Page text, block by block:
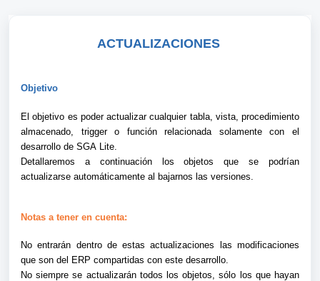
ACTUALIZACIONES
Objetivo
El objetivo es poder actualizar cualquier tabla, vista, procedimiento
almacenado, trigger o función relacionada solamente con el
desarrollo de SGA Lite.
Detallaremos a continuación los objetos que se podrían
actualizarse automáticamente al bajarnos las versiones.
Notas a tener en cuenta:
No entrarán dentro de estas actualizaciones las modificaciones
que son del ERP compartidas con este desarrollo.
No siempre se actualizarán todos los objetos, sólo los que hayan